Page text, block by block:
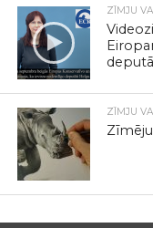
ZĪMJU
ZĪMJU